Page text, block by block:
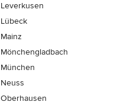
Leverkusen
Lübeck
Mainz
Mönchen­gladbach
München
Neuss
Oberhausen